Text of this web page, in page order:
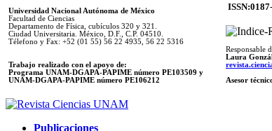
Universidad Nacional Autónoma de México
Facultad de Ciencias
Departamento de Física, cubículos 320 y 321.
Ciudad Universitaria. México, D.F., C.P. 04510.
Télefono y Fax: +52 (01 55) 56 22 4935, 56 22 5316
Trabajo realizado con el apoyo de:
Programa UNAM-DGAPA-PAPIME número PE103509 y
UNAM-DGAPA-PAPIME número PE106212
Responsable
Laura
Asesor
Publicaciones